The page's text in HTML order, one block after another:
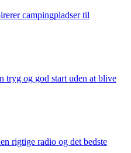
campingpladser til
tryg og god start uden at blive
rigtige radio og det bedste